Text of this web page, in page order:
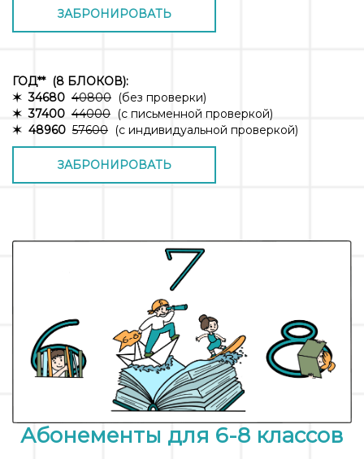
ЗАБРОНИРОВАТЬ
ГОД** (8 БЛОКОВ):
✶ 34680 40800 (без проверки)
✶ 37400 44000 (с письменной проверкой)
✶ 48960 57600 (с индивидуальной проверкой)
ЗАБРОНИРОВАТЬ
Абонементы для 6-8 классов